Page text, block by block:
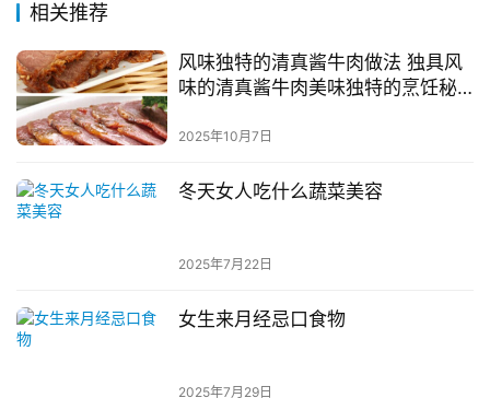
相关推荐
风味独特的清真酱牛肉做法 独具风
味的清真酱牛肉美味独特的烹饪秘
2025年10月7日
冬天女人吃什么蔬菜美容
2025年7月22日
女生来月经忌口食物
2025年7月29日